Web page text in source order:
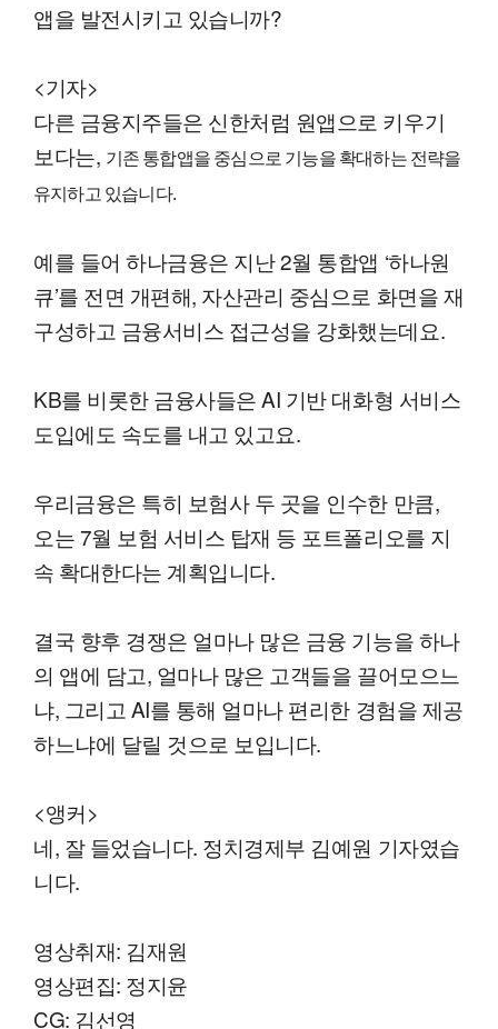
앱을 발전시키고 있습니까?
<기자>
다른 금융지주들은 신한처럼 원앱으로 키우기
보다는, 기존 통합앱을 중심으로 기능을 확대하는 전략을
유지하고 있습니다.
예를 들어 하나금융은 지난 2월 통합앱 ‘하나원
큐’를 전면 개편해, 자산관리 중심으로 화면을 재
구성하고 금융서비스 접근성을 강화했는데요.
KB를 비롯한 금융사들은 AI 기반 대화형 서비스
도입에도 속도를 내고 있고요.
우리금융은 특히 보험사 두 곳을 인수한 만큼,
오는 7월 보험 서비스 탑재 등 포트폴리오를 지
속 확대한다는 계획입니다.
결국 향후 경쟁은 얼마나 많은 금융 기능을 하나
의 앱에 담고, 얼마나 많은 고객들을 끌어모으느
냐, 그리고 AI를 통해 얼마나 편리한 경험을 제공
하느냐에 달릴 것으로 보입니다.
<앵커>
네, 잘 들었습니다. 정치경제부 김예원 기자였습
니다.
영상취재: 김재원
영상편집: 정지윤
CG: 김선영